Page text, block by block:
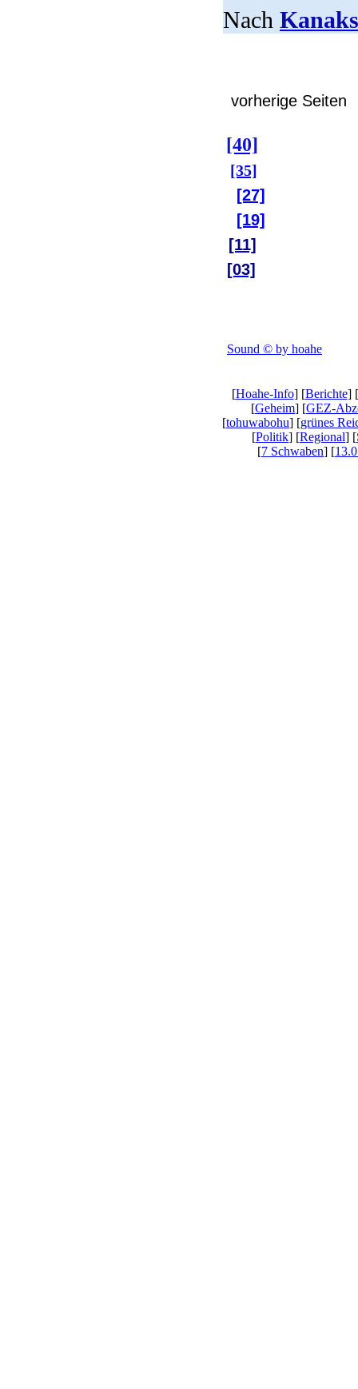
Nach
vorherige Seiten
[40]
[35]
[27]
[19]
[11]
[03]
Sound © by hoahe
[Hoahe-Info] [Berichte] [
[Geheim] [GEZ-
[tohuwabohu] [grünes
[Politik] [Regional] [
[7 Schwaben] [